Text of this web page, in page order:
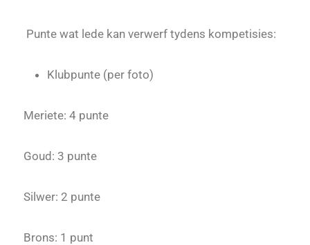
Punte wat lede kan verwerf tydens kompetisies:
Klubpunte (per foto)
Meriete: 4 punte
Goud: 3 punte
Silwer: 2 punte
Brons: 1 punt